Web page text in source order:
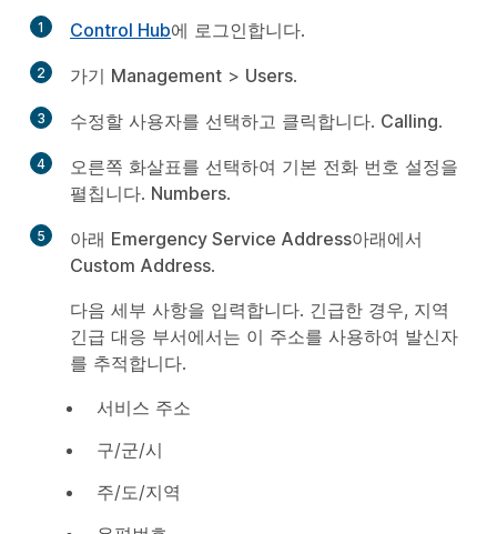
1
들
Control Hub에 로그인합니다.
2
들
가기 Management > Users.
3
들
수정할 사용자를 선택하고 클릭합니다. Calling.
4
기
오른쪽 화살표를 선택하여 기본 전화 번호 설정을
펼칩니다. Numbers.
5
아래 Emergency Service Address아래에서
Custom Address.
다음 세부 사항을 입력합니다. 긴급한 경우, 지역
긴급 대응 부서에서는 이 주소를 사용하여 발신자
를 추적합니다.
서비스 주소
구/군/시
주/도/지역